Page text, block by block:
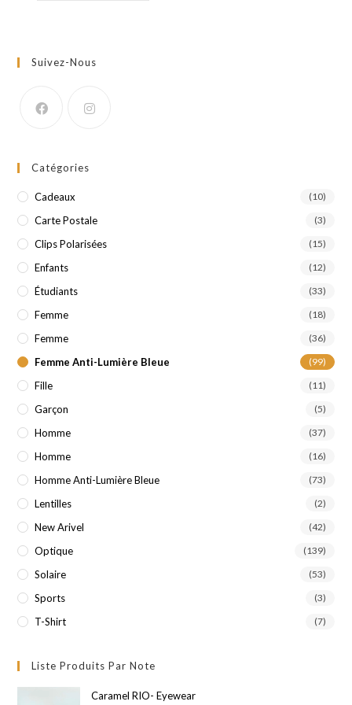
Suivez-Nous
Catégories
Cadeaux (10)
Carte Postale (3)
Clips Polarisées (15)
Enfants (12)
Étudiants (33)
Femme (18)
Femme (36)
Femme Anti-Lumière Bleue (99)
Fille (11)
Garçon (5)
Homme (37)
Homme (16)
Homme Anti-Lumière Bleue (73)
Lentilles (2)
New Arivel (42)
Optique (139)
Solaire (53)
Sports (3)
T-Shirt (7)
Liste Produits Par Note
Caramel RIO- Eyewear